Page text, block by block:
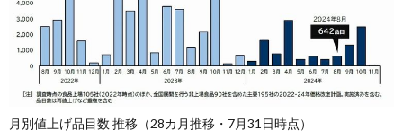
月別値上げ品目数 推移（28カ月推移・7月31日時点）